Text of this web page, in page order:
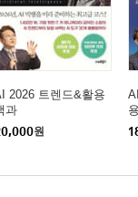
, 런웨이
아
, 헤이젠
간편하게, 디스크립트
기 | 대본을 편집하
운 고양이가 호랑이로
2026 트렌드&활용
과
원